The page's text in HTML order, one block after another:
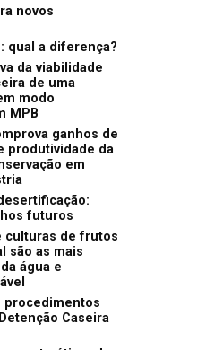
novos
qual a diferença?
da viabilidade
de uma
modo
MPB
ganhos de
produtividade da
em
futuros
culturas de frutos
são as mais
água e
procedimentos
Caseira